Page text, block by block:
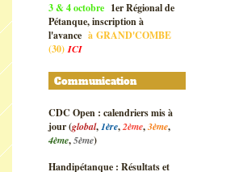
3 & 4 octobre 1er Régional de
Pétanque, inscription à
l'avance à GRAND'COMBE
(30) ICI
Communication
CDC Open : calendriers mis à
jour (global,1ère,2ème,3ème,
4ème,5ème)
Handipétanque : Résultats et